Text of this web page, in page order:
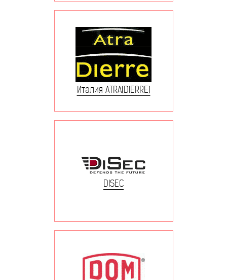
Италия ATRA(DIERRE)
DISEC